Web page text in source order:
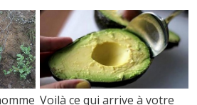
Voilà ce qui arrive à votre